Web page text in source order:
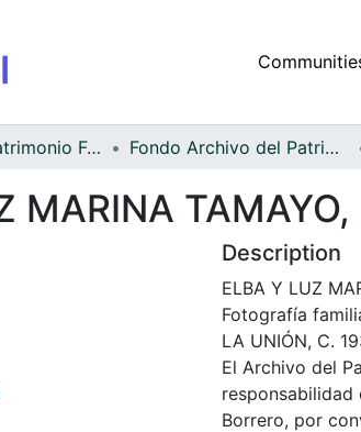
Archivo del Patrimonio Fotográfico y Fílmico del Valle del Cauca Fondo Archivo del Patrimonio Fotográfico y Fílmico del Valle del Cauca
MARINA
Description
ELBA Y LUZ
Fotografía
LA UNIÓN, C.
El Archivo del
responsabilidad
Borrero, por